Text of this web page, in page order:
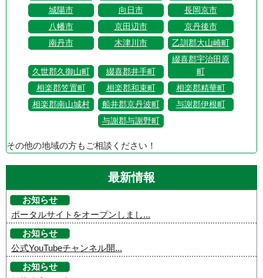
城陽市
向日市
長岡京市
八幡市
京田辺市
京丹後市
南丹市
木津川市 乙訓郡大山崎町
久世郡久御山町 綴喜郡井手町
綴喜郡宇治田原
町
相楽郡笠置町
相楽郡和束町
相楽郡精華町
相楽郡南山城村
船井郡京丹波町
与謝郡伊根町
与謝郡与謝野町
その他の地域の方もご相談ください！
最新情報
お知らせ
ポータルサイトをオープンしまし...
お知らせ
公式YouTubeチャンネル開...
お知らせ